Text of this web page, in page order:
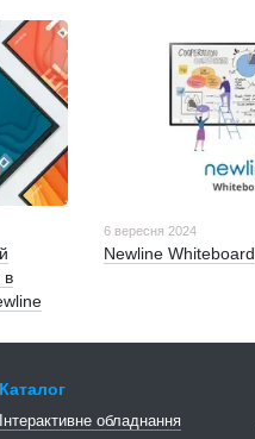
в
6 вересня 2024
Newline Whiteboard
Каталог
Інтерактивне обладнання